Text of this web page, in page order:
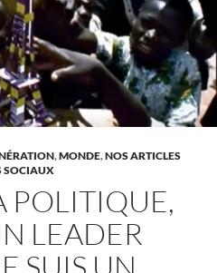
,MONDE,NOS ARTICLES
SOCIAUX
POLITIQUE,
LEADER